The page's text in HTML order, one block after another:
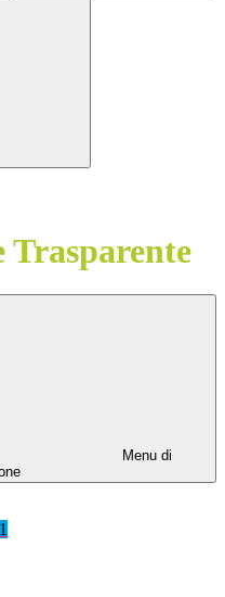
Menu di